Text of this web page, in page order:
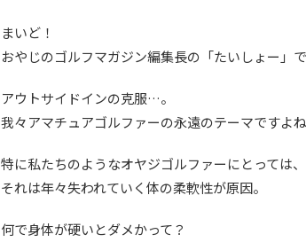
まいど！
おやじのゴルフマガジン編集長の「たいしょー」で
アウトサイドインの克服…。
我々アマチュアゴルファーの永遠のテーマですよね
特に私たちのようなオヤジゴルファーにとっては
それは年々失われていく体の柔軟性が原因。
何で身体が硬いとダメかって？